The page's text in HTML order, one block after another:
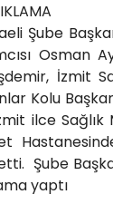
Şube
Osman
İzmit
Kolu Başkan
ilce Sağlık
Şube
yaptı